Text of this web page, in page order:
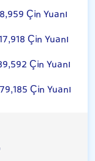
8,959 Çin Yuanı
Çin Yuanı
Çin Yuanı
Çin Yuanı